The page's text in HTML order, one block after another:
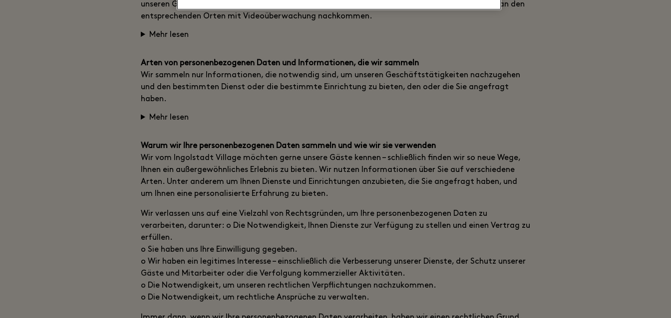
unseren Gästen eine sicherere Umgebung zu bieten. Wir werden unseren Informations pflichten an den
entsprechenden Orten mit Videoüberwachung nachkommen.
Mehr lesen
Arten von personenbezogenen Daten und Informationen, die wir sammeln
Wir sammeln nur Informationen, die notwendig sind, um unseren Geschäftstätigkeiten nachzugehen
und den bestimmten Dienst oder die bestimmte Einrichtung zu bieten, den oder die Sie angefragt
haben.
Mehr lesen
Warum wir Ihre personenbezogenen Daten sammeln und wie wir sie verwenden
Wir vom Ingolstadt Village möchten gerne unsere Gäste kennen – schließlich finden wir so neue Wege,
Ihnen ein außergewöhnliches Erlebnis zu bieten. Wir nutzen Informationen über Sie auf verschiedene
Arten. Unter anderem um Ihnen Dienste und Einrichtungen anzubieten, die Sie angefragt haben, und
um Ihnen eine personalisierte Erfahrung zu bieten.
Wir verlassen uns auf eine Vielzahl von Rechtsgründen, um Ihre personenbezogenen Daten zu
verarbeiten, darunter: o Die Notwendigkeit, Ihnen Dienste zur Verfügung zu stellen und einen Vertrag zu
erfüllen.
o Sie haben uns Ihre Einwilligung gegeben.
o Wir haben ein legitimes Interesse – einschließlich die Verbesserung unserer Dienste, der Schutz unserer
Gäste und Mitarbeiter oder die Verfolgung kommerzieller Aktivitäten.
o Die Notwendigkeit, um unseren rechtlichen Verpflichtungen nachzukommen.
o Die Notwendigkeit, um rechtliche Ansprüche zu verwalten.